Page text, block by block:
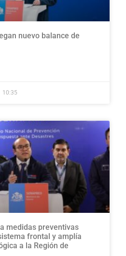
nuevo balance de
10:35
medidas preventivas
frontal y amplía
a la Región de